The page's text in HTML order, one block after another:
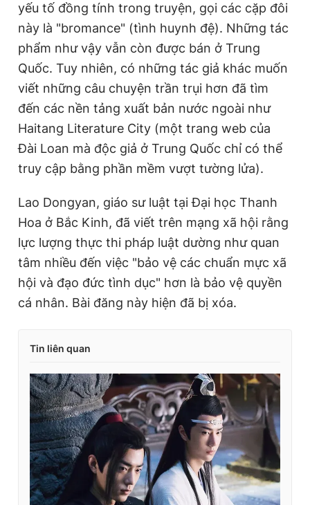
yếu tố đồng tính trong truyện, gọi các cặp đôi
này là "bromance" (tình huynh đệ). Những tác
phẩm như vậy vẫn còn được bán ở Trung
Quốc. Tuy nhiên, có những tác giả khác muốn
viết những câu chuyện trần trụi hơn đã tìm
đến các nền tảng xuất bản nước ngoài như
Haitang Literature City (một trang web của
Đài Loan mà độc giả ở Trung Quốc chỉ có thể
truy cập bằng phần mềm vượt tường lửa).
Lao Dongyan, giáo sư luật tại Đại học Thanh
Hoa ở Bắc Kinh, đã viết trên mạng xã hội rằng
lực lượng thực thi pháp luật dường như quan
tâm nhiều đến việc "bảo vệ các chuẩn mực xã
hội và đạo đức tình dục" hơn là bảo vệ quyền
cá nhân. Bài đăng này hiện đã bị xóa.
Tin liên quan